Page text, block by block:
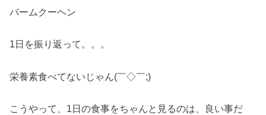
バームクーヘン
1日を振り返って。。。
栄養素食べてないじゃん(￣◇￣;)
こうやって、1日の食事をちゃんと見るのは、良い事だ